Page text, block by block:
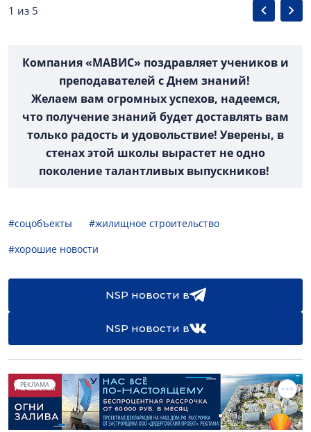
1 из 5
Компания «МАВИС» поздравляет учеников и
преподавателей с Днем знаний!
Желаем вам огромных успехов, надеемся,
что получение знаний будет доставлять вам
только радость и удовольствие! Уверены, в
стенах этой школы вырастет не одно
поколение талантливых выпускников!
#соцобъекты
#жилищное строительство
#хорошие новости
NSP новости в
NSP новости в
РЕКЛАМА